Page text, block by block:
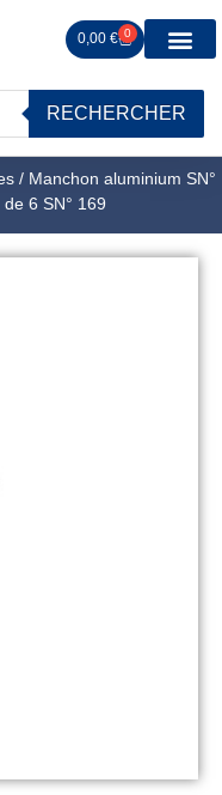
0,00 € 0
RECHERCHER
/ Manchon aluminium SN°
6 SN° 169